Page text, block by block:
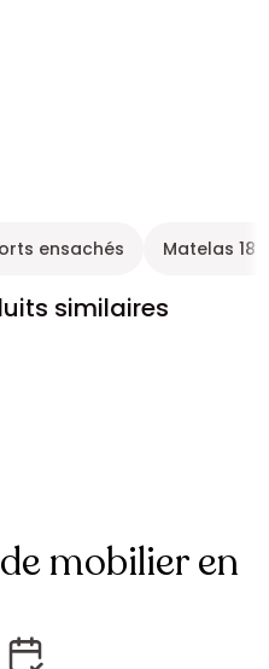
ensachés Matelas
similaires
mobilier en